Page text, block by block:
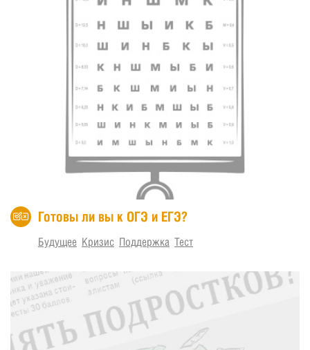
Готовы ли вы к ОГЭ и ЕГЭ?
Будущее Кризис Поддержка Тест